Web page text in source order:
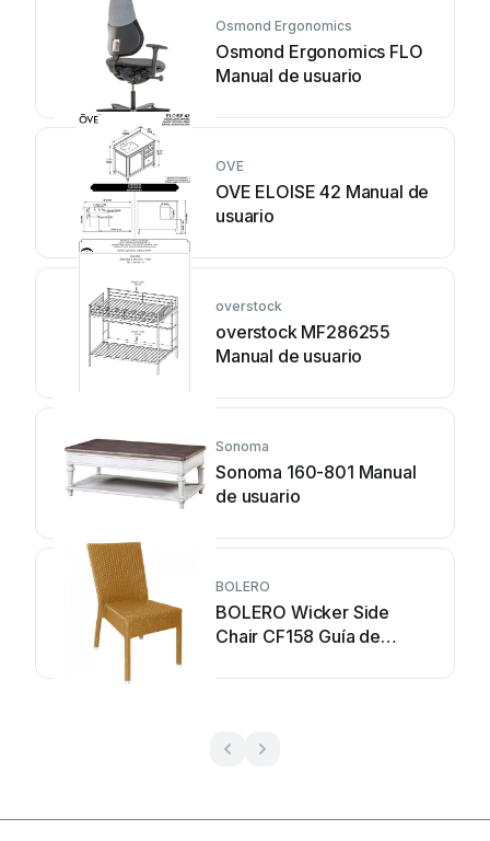
Osmond Ergonomics
Osmond Ergonomics FLO
Manual de usuario
OVE
OVE ELOISE 42 Manual de
usuario
overstock
overstock MF286255
Manual de usuario
Sonoma
Sonoma 160-801 Manual
de usuario
BOLERO
BOLERO Wicker Side
Chair CF158 Guía de